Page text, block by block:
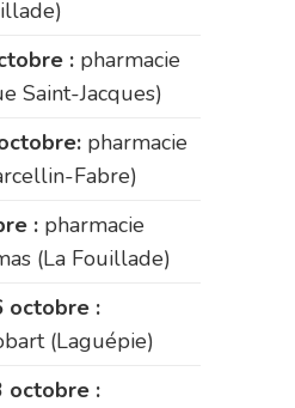
: pharmacie
Saint-Jacques)
pharmacie
Fabre)
: pharmacie
(La Fouillade)
octobre :
(Laguépie)
octobre :